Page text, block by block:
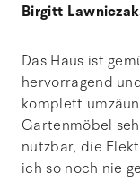
Birgitt
Das Haus ist
hervorragend
komplett
Gartenmöbel
nutzbar, die
ich so noch nie